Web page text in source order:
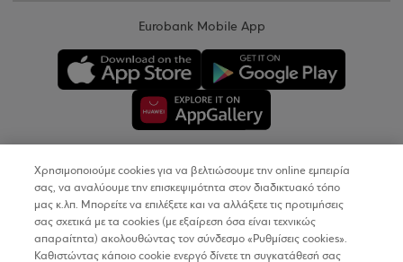
Eurobank Mobile App
Copyright © 2026
Όροι Χρήσης
Χρησιμοποιούμε cookies για να βελτιώσουμε την online εμπειρία
σας, να αναλύουμε την επισκεψιμότητα στον διαδικτυακό τόπο
μας κ.λπ. Μπορείτε να επιλέξετε και να αλλάξετε τις προτιμήσεις
σας σχετικά με τα cookies (με εξαίρεση όσα είναι τεχνικώς
απαραίτητα) ακολουθώντας τον σύνδεσμο «Ρυθμίσεις cookies».
Καθιστώντας κάποιο cookie ενεργό δίνετε τη συγκατάθεσή σας